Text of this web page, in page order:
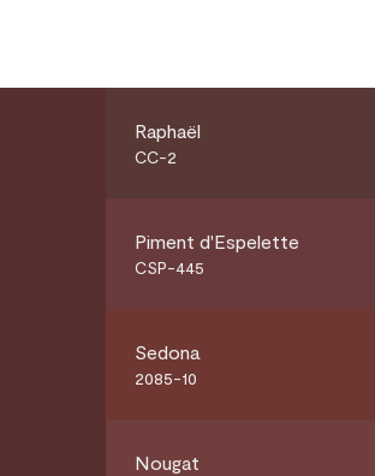
Raphaël
CC-2
Piment d'Espelette
CSP-445
Sedona
2085-10
Nougat